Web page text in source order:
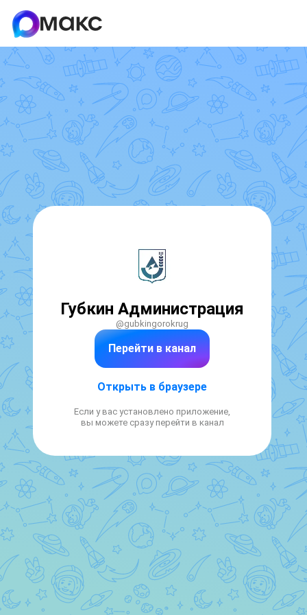
Губкин Администрация
@gubkingorokrug
Перейти в канал
Открыть в браузере
Если у вас установлено приложение,
вы можете сразу перейти в канал